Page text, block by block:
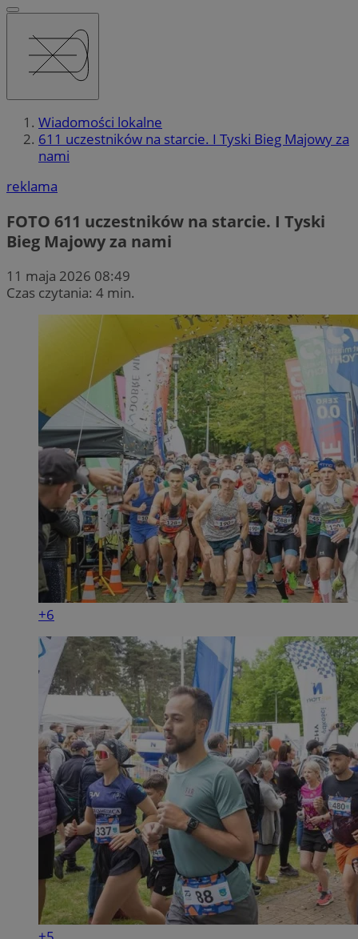
Wiadomości lokalne
611 uczestników na starcie. I Tyski Bieg Majowy za
nami
reklama
FOTO 611 uczestników na starcie. I Tyski
Bieg Majowy za nami
11 maja 2026 08:49
Czas czytania: 4 min.
+6